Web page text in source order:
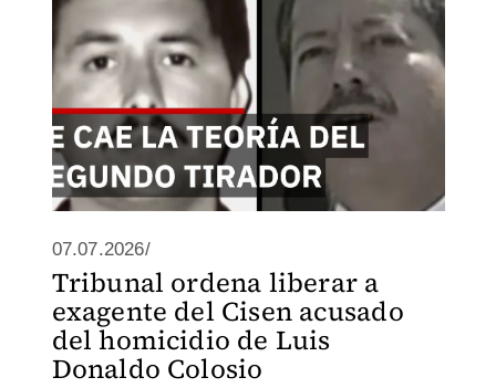
07.07.2026/
Tribunal ordena liberar a
exagente del Cisen acusado
del homicidio de Luis
Donaldo Colosio